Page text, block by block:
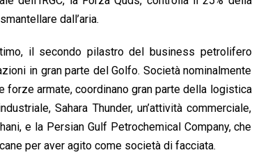
dall’aria.
il secondo pilastro del business petrolifero
in gran parte del Golfo. Società nominalmente
forze armate, coordinano gran parte della logistica
Sahara Thunder, un’attività commerciale,
e la Persian Gulf Petrochemical Company, che
per aver agito come società di facciata.